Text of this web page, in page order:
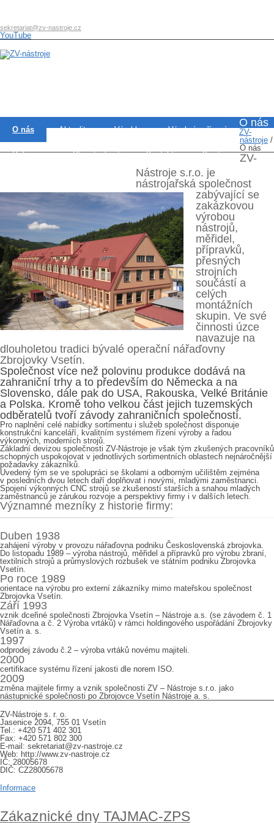
sekretariat@zv-nastroje.cz
YouTube
O nás Aktuality Výrobky Výrobní zařízení
Reference Řízení jakosti Kontakty Kariéra
O nás
ZV-
nástroje /
O nás
ZV-
Nástroje s.r.o. je
nástrojařská společnost
zabývající se
zakázkovou
výrobou
nástrojů,
měřidel,
přípravků,
přesných
strojních
součástí a
celých
montážních
skupin. Ve své
činnosti úzce
navazuje na
dlouholetou tradici bývalé operační nářaďovny
Zbrojovky Vsetín.
Společnost více než polovinu produkce dodává na
zahraniční trhy a to především do Německa a na
Slovensko, dále pak do USA, Rakouska, Velké Británie
a Polska. Kromě toho velkou část jejich tuzemských
odběratelů tvoří závody zahraničních společností.
Pro naplnění celé nabídky sortimentu i služeb společnost disponuje
konstrukční kanceláří, kvalitním systémem řízení výroby a řadou
výkonných, moderních strojů.
Základní devizou společnosti ZV-Nástroje je však tým zkušených pracovníků
schopných uspokojovat v jednotlivých sortimentních oblastech nejnáročnější
požadavky zákazníků.
Uvedený tým se ve spolupráci se školami a odborným učilištěm zejména
v posledních dvou letech daří doplňovat i novými, mladými zaměstnanci.
Spojení výkonných CNC strojů se zkušeností starších a snahou mladých
zaměstnanců je zárukou rozvoje a perspektivy firmy i v dalších letech.
Významné mezníky z historie firmy:
Duben 1938
zahájení výroby v provozu nářaďovna podniku Československá zbrojovka.
Do listopadu 1989 – výroba nástrojů, měřidel a přípravků pro výrobu zbraní,
textilních strojů a průmyslových rozbušek ve státním podniku Zbrojovka
Vsetín.
Po roce 1989
orientace na výrobu pro externí zákazníky mimo mateřskou společnost
Zbrojovka Vsetín.
Září 1993
vznik dceřiné společnosti Zbrojovka Vsetín – Nástroje a.s. (se závodem č. 1
Nářaďovna a č. 2 Výroba vrtáků) v rámci holdingového uspořádání Zbrojovky
Vsetín a. s.
1997
odprodej závodu č.2 – výroba vrtáků novému majiteli.
2000
certifikace systému řízení jakosti dle norem ISO.
2009
změna majitele firmy a vznik společnosti ZV – Nástroje s.r.o. jako
nástupnické společnosti po Zbrojovce Vsetín Nástroje a. s.
ZV-Nástroje s. r. o.
Jasenice 2094, 755 01 Vsetín
Tel.: +420 571 402 301
Fax: +420 571 802 300
E-mail: sekretariat@zv-nastroje.cz
Web: http://www.zv-nastroje.cz
IČ: 28005678
DIČ: CZ28005678
Informace
Zákaznické dny TAJMAC-ZPS